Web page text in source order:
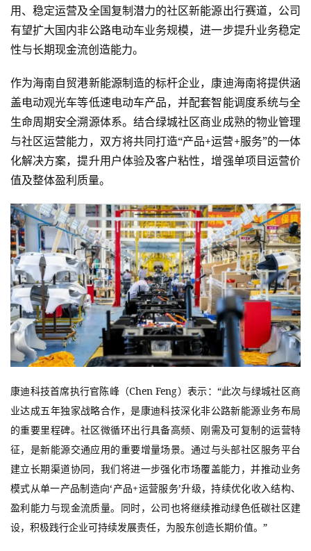
用、稳定运营及全国复制潜力的社区新能源出行赛道，公司
有望扩大国内非公路电动车业务规模，进一步提升业务稳定
性与长期现金流创造能力。
作为海南自贸港新能源制造的标杆企业，康迪海南将提供涵
盖电动观光车等低速电动车产品，并配套智能调度系统与全
生命周期安全溯源体系。结合绿城社区商业成熟的物业管理
与社区运营能力，双方将共同打造“产品+运营+服务”的一体
化解决方案，提升用户体验及客户粘性，增强单项目运营价
值及整体盈利质量。
康迪科技首席执行官陈峰（Chen Feng）表示：“此次与绿城社区商
业达成五年独家战略合作，是康迪科技深化非公路新能源业务布局
的重要里程碑。社区微循环出行具备高频、刚需及可复制的运营特
征，是新能源交通应用的重要增量场景。通过与头部社区服务平台
建立长期渠道协同，我们将进一步强化市场覆盖能力，并推动业务
模式从单一产品制造向‘产品+运营服务’升级，持续优化收入结构、
盈利能力与现金流质量。同时，公司也将继续推动绿色低碳社区建
设，积极践行企业可持续发展责任，为股东创造长期价值。”